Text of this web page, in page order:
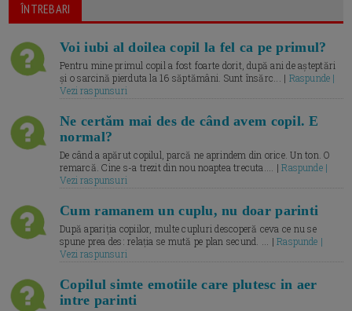
ÎNTREBARI
Voi iubi al doilea copil la fel ca pe primul?
Pentru mine primul copil a fost foarte dorit, după ani de așteptări
și o sarcină pierduta la 16 săptămâni. Sunt însărc... | Raspunde |
Vezi raspunsuri
Ne certăm mai des de când avem copil. E
normal?
De când a apărut copilul, parcă ne aprindem din orice. Un ton. O
remarcă. Cine s-a trezit din nou noaptea trecuta.... |Raspunde |
Vezi raspunsuri
Cum ramanem un cuplu, nu doar parinti
După apariția copiilor, multe cupluri descoperă ceva ce nu se
spune prea des: relația se mută pe plan secund. ... |Raspunde |
Vezi raspunsuri
Copilul simte emotiile care plutesc in aer
intre parinti